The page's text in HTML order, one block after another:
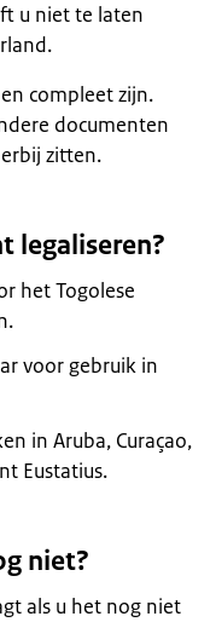
u niet te laten
compleet zijn.
documenten
zitten.
legaliseren?
het Togolese
voor gebruik in
in Aruba, Curaçao,
Eustatius.
niet?
als u het nog niet